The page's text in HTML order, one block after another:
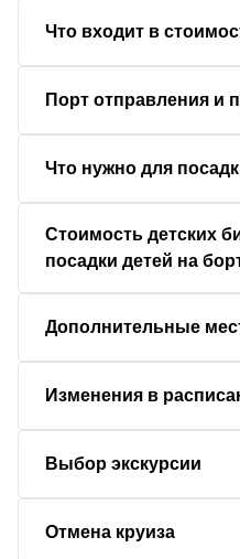
Что входит в
Порт отправления и
Что нужно для
Стоимость детских
посадки детей на
Дополнительные
Изменения в
Выбор экскурсии
Отмена круиза